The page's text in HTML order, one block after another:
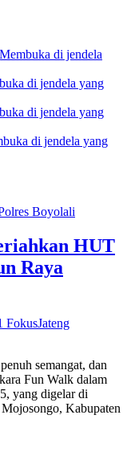
di jendela
di jendela yang
di jendela yang
di jendela yang
Boyolali
HUT
Raya
FokusJateng
semangat, dan
Fun Walk dalam
yang digelar di
Kabupaten